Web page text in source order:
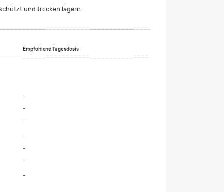
und trocken lagern.
Empfohlene Tagesdosis
-
-
-
-
-
-
-